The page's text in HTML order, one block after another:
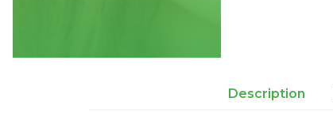
Description